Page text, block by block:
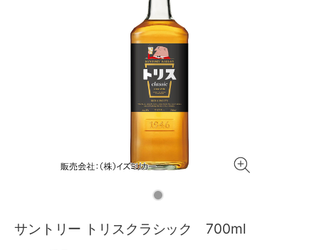
サントリー トリスクラシック 700ml